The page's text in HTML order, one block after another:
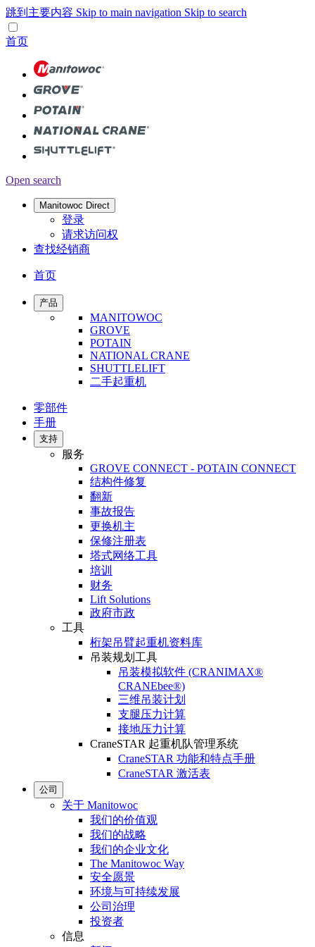
跳到主要内容 Skip to main navigation Skip to search
首页
Open search
Manitowoc Direct
登录
请求访问权
查找经销商
首页
产品
MANITOWOC
GROVE
POTAIN
NATIONAL CRANE
SHUTTLELIFT
二手起重机
零部件
手册
支持
服务
GROVE CONNECT - POTAIN CONNECT
结构件修复
翻新
事故报告
更换机主
保修注册表
塔式网络工具
培训
财务
Lift Solutions
政府市政
工具
桁架吊臂起重机资料库
吊装规划工具
吊装模拟软件 (CRANIMAX®
CRANEbee®)
三维吊装计划
支腿压力计算
接地压力计算
CraneSTAR 起重机队管理系统
CraneSTAR 功能和特点手册
CraneSTAR 激活表
公司
关于 Manitowoc
我们的价值观
我们的战略
我们的企业文化
The Manitowoc Way
安全愿景
环境与可持续发展
公司治理
投资者
信息